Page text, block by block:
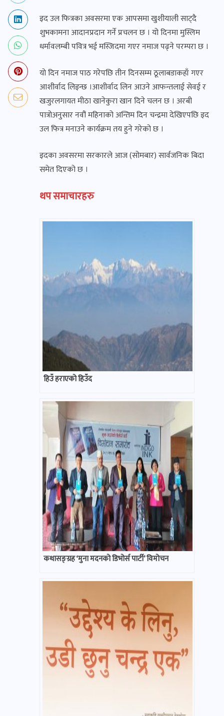
इद उल फित्रका अवसरमा एक आपसमा खुशीयाली साट्दै
शुभकामना आदानप्रदान गर्ने प्रचलन छ । यो दिनमा मुस्लिम
धर्मावलम्बी पवित्र भई मस्जिदमा गएर नमाज पढ्ने परम्परा छ ।
यो दिन नमाज पाठ गरेपछि तीन दिनसम्म ठूलाबडाकहाँ गएर
आशीर्वाद लिइन्छ ।आशीर्वाद लिन आउने आफन्तलाई सेवई र
खजुरलगायत मीठा खानेकुरा खान दिने चलन छ । अरबी
पात्रोअनुसार नवौं महिनाको अन्तिम दिन चन्द्रमा देखिएपछि इद
उल फित्र मनाउने कार्यक्रम तय हुने गरेको छ ।
इदका अवसरमा सरकारले आज (सोमबार) सार्वजनिक बिदा
समेत दिएको छ ।
थप समाचारहरु
हिउँ हराएको हिउँद
कथासङ्ग्रह ‘मुना मदनको डिभोर्स पार्टी’ विमोचन